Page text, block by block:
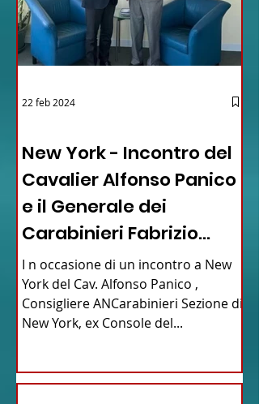
New York - Incontro del
Cavalier Alfonso Panico
e il Generale dei
Carabinieri Fabrizio
Parrulli
I n occasione di un incontro a New
York del Cav. Alfonso Panico ,
Consigliere ANCarabinieri Sezione di
New York, ex Console del...
22 feb 2024